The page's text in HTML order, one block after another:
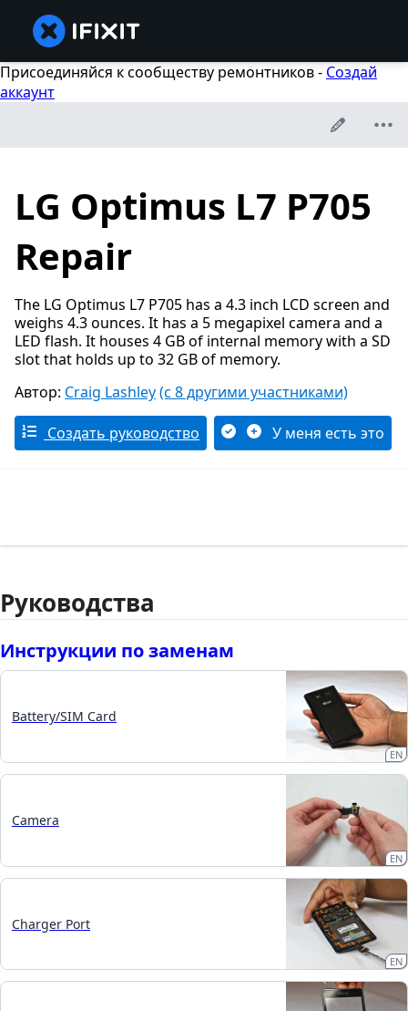
Присоединяйся к сообществу ремонтников - Создай
аккаунт
LG Optimus L7 P705
Repair
The LG Optimus L7 P705 has a 4.3 inch LCD screen and
weighs 4.3 ounces. It has a 5 megapixel camera and a
LED flash. It houses 4 GB of internal memory with a SD
slot that holds up to 32 GB of memory.
Автор: Craig Lashley(с 8 другими участниками)
Создать руководство У меня есть это
Руководства
Инструкции по заменам
Battery/SIM Card
EN
Camera
EN
Charger Port
EN